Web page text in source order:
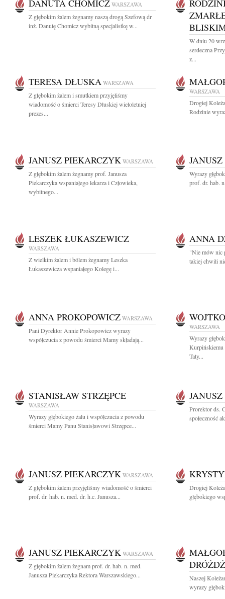
DANUTA CHOMICZ WARSZAWA
Z głębokim żalem żegnamy naszą drogą Szefową dr
inż. Danutę Chomicz wybitną specjalistkę w...
W dniu 20
serdeczna
z...
TERESA DŁUSKA WARSZAWA
Z głębokim żalem i smutkiem przyjęliśmy
wiadomość o śmierci Teresy Dłuskiej wieloletniej
prezes...
WARSZAWA
Drogiej
Rodzinie
JANUSZ PIEKARCZYK WARSZAWA
Z głębokim żalem żegnamy prof. Janusza
Piekarczyka wspaniałego lekarza i Człowieka,
wybitnego...
Wyrazy
prof. dr. hab.
LESZEK ŁUKASZEWICZ
WARSZAWA
Z wielkim żalem i bólem żegnamy Leszka
Łukaszewicza wspaniałego Kolegę i...
ANNA
"Nie mów nic
takiej chwili
ANNA PROKOPOWICZ WARSZAWA
Pani Dyrektor Annie Prokopowicz wyrazy
współczucia z powodu śmierci Mamy składają...
WARSZAWA
Wyrazy
Kurpińskiemu
Taty...
STANISŁAW STRZĘPCE
WARSZAWA
Wyrazy głębokiego żalu i współczucia z powodu
śmierci Mamy Panu Stanisławowi Strzępce...
Prorektor ds.
społeczność
JANUSZ PIEKARCZYK WARSZAWA
Z głębokim żalem przyjęliśmy wiadomość o śmierci
prof. dr. hab. n. med. dr. h.c. Janusza...
Drogiej
głębokiego
JANUSZ PIEKARCZYK WARSZAWA
Z głębokim żalem żegnam prof. dr. hab. n. med.
Janusza Piekarczyka Rektora Warszawskiego...
DRÓŻDŻ
Naszej
wyrazy